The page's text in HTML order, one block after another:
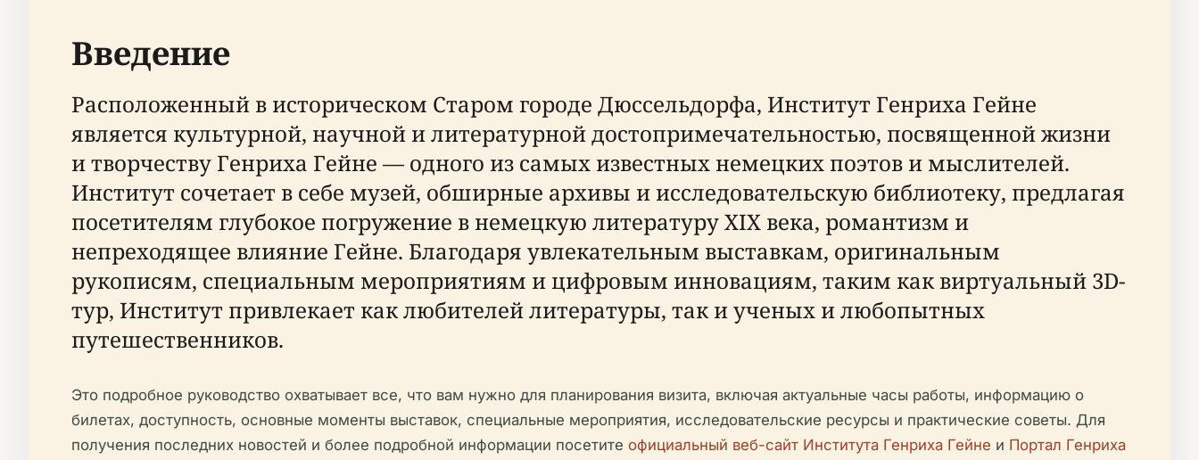
Введение
Расположенный в историческом Старом городе Дюссельдорфа, Институт Генриха Гейне
является культурной, научной и литературной достопримечательностью, посвященной жизни
и творчеству Генриха Гейне — одного из самых известных немецких поэтов и мыслителей.
Институт сочетает в себе музей, обширные архивы и исследовательскую библиотеку, предлагая
посетителям глубокое погружение в немецкую литературу XIX века, романтизм и
непреходящее влияние Гейне. Благодаря увлекательным выставкам, оригинальным
рукописям, специальным мероприятиям и цифровым инновациям, таким как виртуальный 3D-
тур, Институт привлекает как любителей литературы, так и ученых и любопытных
путешественников.
Это подробное руководство охватывает все, что вам нужно для планирования визита, включая актуальные часы работы, информацию о
билетах, доступность, основные моменты выставок, специальные мероприятия, исследовательские ресурсы и практические советы. Для
получения последних новостей и более подробной информации посетите официальный веб-сайт Института Генриха Гейне и Портал Генриха